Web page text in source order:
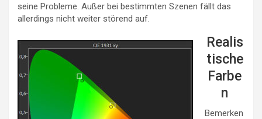
seine Probleme. Außer bei bestimmten Szenen fällt das
allerdings nicht weiter störend auf.
Realis
tische
Farbe
n
Bemerken